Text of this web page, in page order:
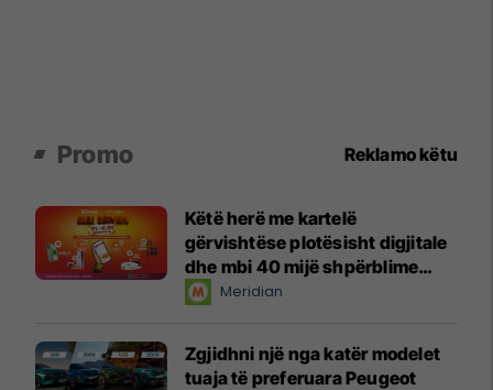
Promo Reklamo këtu
Këtë herë me kartelë
gërvishtëse plotësisht digjitale
dhe mbi 40 mijë shpërblime
instant!Meridian
Zgjidhni një nga katër modelet
tuaja të preferuara Peugeot